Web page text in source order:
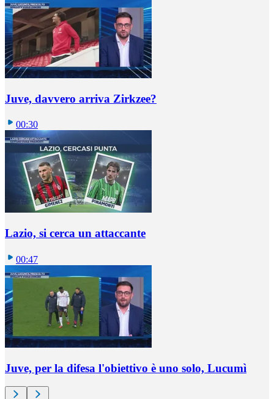
Juve, davvero arriva Zirkzee?
00:30
Lazio, si cerca un attaccante
00:47
Juve, per la difesa l'obiettivo è uno solo, Lucumì